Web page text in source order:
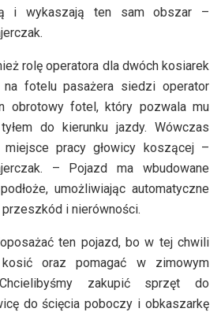
i wykaszają ten sam obszar –
rolę operatora dla dwóch kosiarek
na fotelu pasażera siedzi operator
obrotowy fotel, który pozwala mu
do kierunku jazdy. Wówczas
pracy głowicy koszącej –
– Pojazd ma wbudowane
umożliwiając automatyczne
i nierówności.
ten pojazd, bo w tej chwili
oraz pomagać w zimowym
zakupić sprzęt do
do ścięcia poboczy i obkaszarkę